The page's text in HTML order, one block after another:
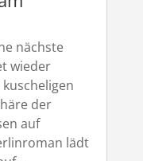
nächste
wieder
der
auf
lädt